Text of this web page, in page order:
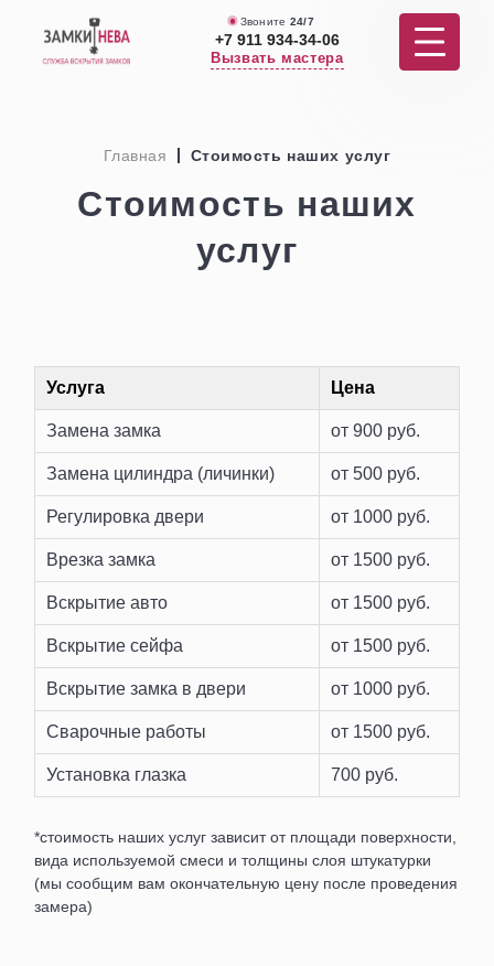
Звоните 24/7
+7 911 934-34-06
Вызвать мастера
Вскрытие
Услуги по дверям
Цены
О нас
Контакты
Главная Стоимость наших услуг
Стоимость наших
услуг
Услуга Цена
Замена замка от 900 руб.
Замена цилиндра (личинки) от 500 руб.
Регулировка двери от 1000 руб.
Врезка замка от 1500 руб.
Вскрытие авто от 1500 руб.
Вскрытие сейфа от 1500 руб.
Вскрытие замка в двери от 1000 руб.
Сварочные работы от 1500 руб.
Установка глазка 700 руб.
*стоимость наших услуг зависит от площади поверхности,
вида используемой смеси и толщины слоя штукатурки
(мы сообщим вам окончательную цену после проведения
замера)